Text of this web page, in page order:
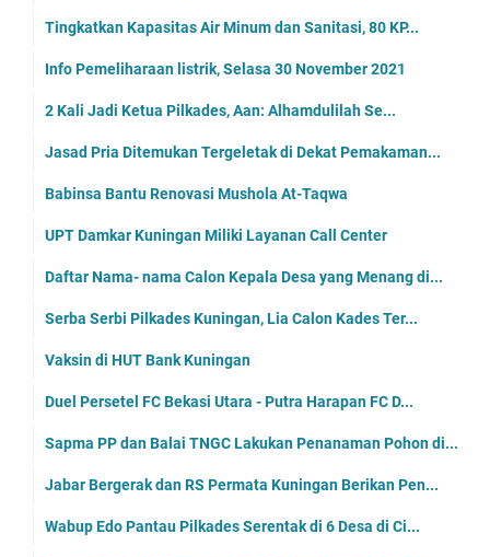
Tingkatkan Kapasitas Air Minum dan Sanitasi, 80 KP...
Info Pemeliharaan listrik, Selasa 30 November 2021
2 Kali Jadi Ketua Pilkades, Aan: Alhamdulilah Se...
Jasad Pria Ditemukan Tergeletak di Dekat Pemakaman...
Babinsa Bantu Renovasi Mushola At-Taqwa
UPT Damkar Kuningan Miliki Layanan Call Center
Daftar Nama- nama Calon Kepala Desa yang Menang di...
Serba Serbi Pilkades Kuningan, Lia Calon Kades Ter...
Vaksin di HUT Bank Kuningan
Duel Persetel FC Bekasi Utara - Putra Harapan FC D...
Sapma PP dan Balai TNGC Lakukan Penanaman Pohon di...
Jabar Bergerak dan RS Permata Kuningan Berikan Pen...
Wabup Edo Pantau Pilkades Serentak di 6 Desa di Ci...